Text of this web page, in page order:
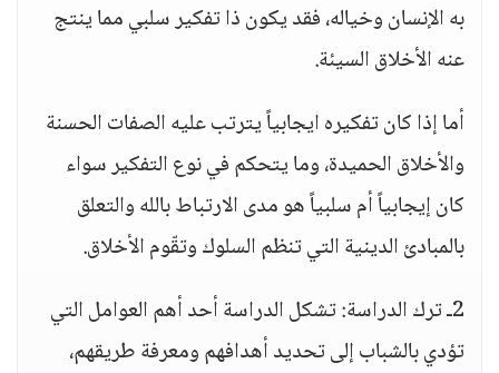
به الإنسان وخياله، فقد يكون ذا تفكير سلبي مما ينتج
عنه الأخلاق السيئة.
أما إذا كان تفكيره ايجابياً يترتب عليه الصفات الحسنة
والأخلاق الحميدة، وما يتحكم في نوع التفكير سواء
كان إيجابياً أم سلبياً هو مدى الارتباط بالله والتعلق
بالمبادئ الدينية التي تنظم السلوك وتقّوم الأخلاق.
2ـ ترك الدراسة: تشكل الدراسة أحد أهم العوامل التي
تؤدي بالشباب إلى تحديد أهدافهم ومعرفة طريقهم،